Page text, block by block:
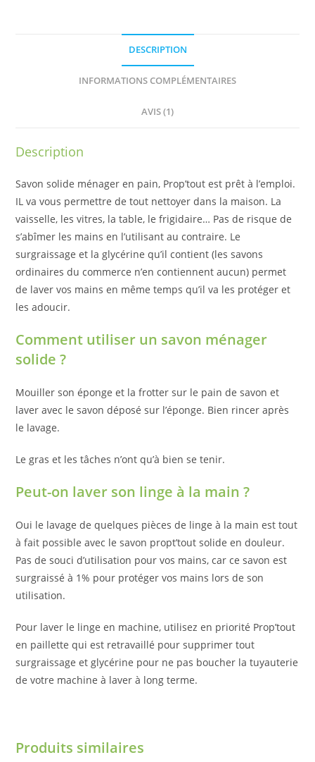
DESCRIPTION
INFORMATIONS COMPLÉMENTAIRES
AVIS (1)
Description
Savon solide ménager en pain, Prop’tout est prêt à l’emploi.
IL va vous permettre de tout nettoyer dans la maison. La
vaisselle, les vitres, la table, le frigidaire… Pas de risque de
s’abîmer les mains en l’utilisant au contraire. Le
surgraissage et la glycérine qu’il contient (les savons
ordinaires du commerce n’en contiennent aucun) permet
de laver vos mains en même temps qu’il va les protéger et
les adoucir.
Comment utiliser un savon ménager
solide ?
Mouiller son éponge et la frotter sur le pain de savon et
laver avec le savon déposé sur l’éponge. Bien rincer après
le lavage.
Le gras et les tâches n’ont qu’à bien se tenir.
Peut-on laver son linge à la main ?
Oui le lavage de quelques pièces de linge à la main est tout
à fait possible avec le savon propt’tout solide en douleur.
Pas de souci d’utilisation pour vos mains, car ce savon est
surgraissé à 1% pour protéger vos mains lors de son
utilisation.
Pour laver le linge en machine, utilisez en priorité Prop’tout
en paillette qui est retravaillé pour supprimer tout
surgraissage et glycérine pour ne pas boucher la tuyauterie
de votre machine à laver à long terme.
Produits similaires